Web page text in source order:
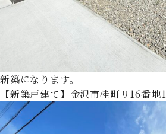
新築になります。
【新築戸建て】金沢市桂町リ16番地1